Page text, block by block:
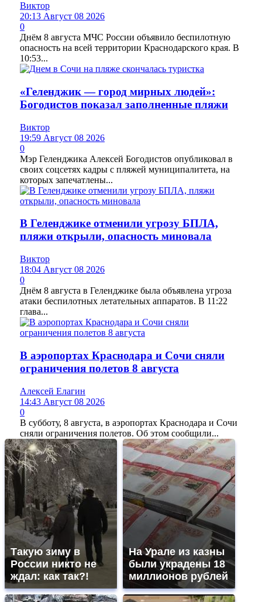
Виктор
20:13 Август 08 2026
0
Днём 8 августа МЧС России объявило беспилотную
опасность на всей территории Краснодарского края. В
10:53...
«Геленджик — город мирных людей»:
Богодистов показал заполненные пляжи
Виктор
19:59 Август 08 2026
0
Мэр Геленджика Алексей Богодистов опубликовал в
своих соцсетях кадры с пляжей муниципалитета, на
которых запечатлены...
В Геленджике отменили угрозу БПЛА,
пляжи открыли, опасность миновала
Виктор
18:04 Август 08 2026
0
Днём 8 августа в Геленджике была объявлена угроза
атаки беспилотных летательных аппаратов. В 11:22
глава...
В аэропортах Краснодара и Сочи сняли
ограничения полетов 8 августа
Алексей Елагин
14:43 Август 08 2026
0
В субботу, 8 августа, в аэропортах Краснодара и Сочи
сняли ограничения полетов. Об этом сообщили...
Такую зиму в
России никто не
ждал: как так?!
На Урале из казны
были украдены 18
миллионов рублей